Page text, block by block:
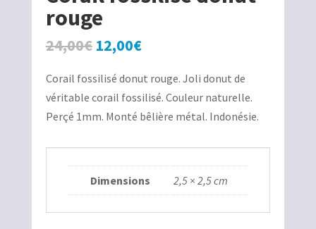
rouge
24,00€ Le
initial
était :
24,00€.
12,00€Le
actuel
est :
12,00€.
Corail fossilisé donut rouge. Joli donut de
véritable corail fossilisé. Couleur naturelle.
Perçé 1mm. Monté bêlière métal. Indonésie.
Dimensions 2,5 × 2,5 cm